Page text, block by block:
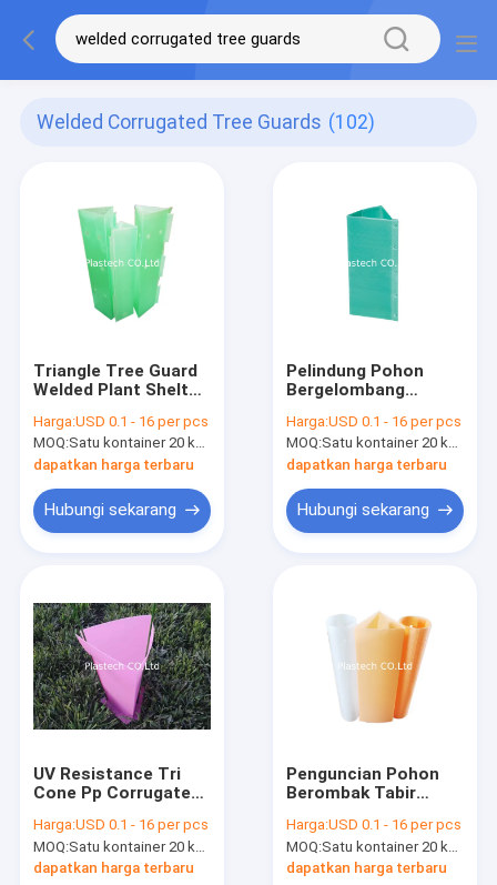
Welded Corrugated Tree Guards (102)
Triangle Tree Guard
Welded Plant Shelter
Harga:USD 0.1 - 16 per pcs
MOQ:Satu kontainer 20 kaki
dapatkan harga terbaru
Hubungi sekarang
Pelindung Pohon
Bergelombang
Halus
Harga:USD 0.1 - 16 per pcs
MOQ:Satu kontainer 20 kaki
dapatkan harga terbaru
Hubungi sekarang
UV Resistance Tri
Cone Pp Corrugated
Harga:USD 0.1 - 16 per pcs
MOQ:Satu kontainer 20 kaki
dapatkan harga terbaru
Penguncian Pohon
Berombak Tabir
Harga:USD 0.1 - 16 per pcs
MOQ:Satu kontainer 20 kaki
dapatkan harga terbaru